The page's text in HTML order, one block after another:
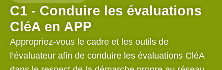
C1 - Conduire les évaluations
CléA en APP
Appropriez-vous le cadre et les outils de
l’évaluateur afin de conduire les évaluations CléA